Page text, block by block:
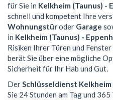
für Sie in Kelkheim (Taunus) -
schnell und kompetent Ihre
Wohnungstüroder Garage
in Kelkheim (Taunus) -
Risiken Ihrer Türen und
berät Sie über eine mögliche
Sicherheit für Ihr Hab und Gut.
DerSchlüsseldienst
Sie 24 Stunden am Tag und